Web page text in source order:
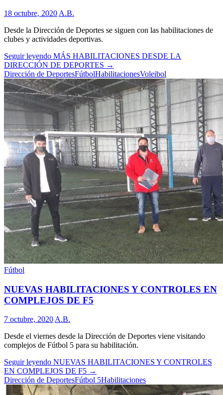
18 octubre, 2020 A.B.
Desde la Dirección de Deportes se siguen con las habilitaciones de
clubes y actividades deportivas.
Seguir leyendo MÁS HABILITACIONES DESDE LA
DIRECCIÓN DE DEPORTES →
Dirección de DeportesFútbolHabilitacionesVoleibol
Fútbol
NUEVAS HABILITACIONES Y CONTROLES EN
COMPLEJOS DE F5
7 octubre, 2020 A.B.
Desde el viernes desde la Dirección de Deportes viene visitando
complejos de Fútbol 5 para su habilitación.
Seguir leyendo NUEVAS HABILITACIONES Y CONTROLES
EN COMPLEJOS DE F5 →
Dirección de DeportesFútbol 5Habilitaciones